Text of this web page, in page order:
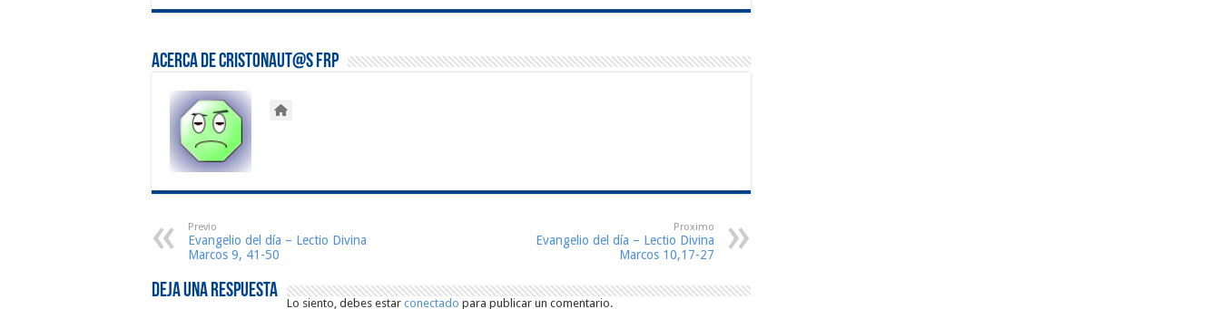
Acerca de Cristonaut@s FRP
Previo
Evangelio del día – Lectio Divina
Marcos 9, 41-50
Proximo
Evangelio del día – Lectio Divina
Marcos 10,17-27
Deja una respuesta
Lo siento, debes estar conectado para publicar un comentario.